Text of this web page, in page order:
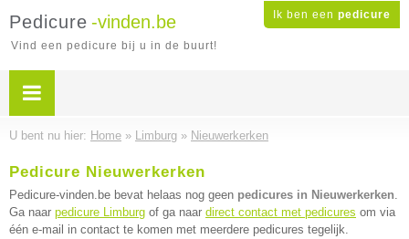
Ik ben een pedicure
Pedicure -vinden.be
Vind een pedicure bij u in de buurt!
U bent nu hier: Home » Limburg » Nieuwerkerken
Pedicure Nieuwerkerken
Pedicure-vinden.be bevat helaas nog geen pedicures in Nieuwerkerken.
Ga naar pedicure Limburg of ga naar direct contact met pedicures om via
één e-mail in contact te komen met meerdere pedicures tegelijk.